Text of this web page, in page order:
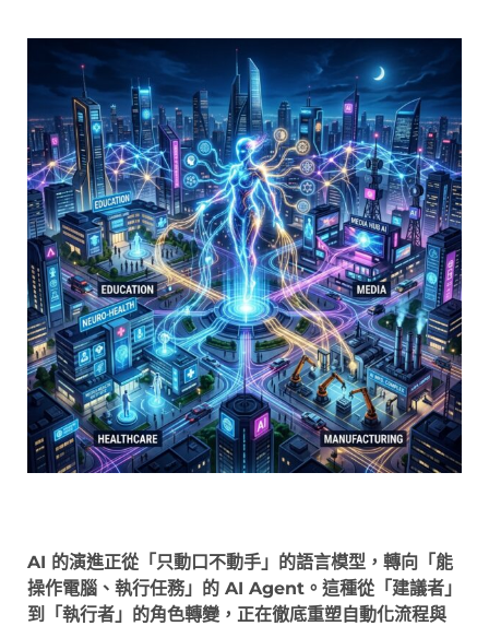
AI 的演進正從「只動口不動手」的語言模型，轉向「能
操作電腦、執行任務」的 AI Agent。這種從「建議者」
到「執行者」的角色轉變，正在徹底重塑自動化流程與